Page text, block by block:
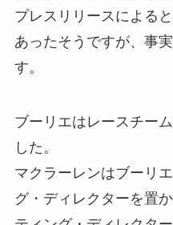
プレスリリースによる
あったそうですが、事
す。
ブーリエはレースチー
した。
マクラーレンはブーリ
グ・ディレクターを置